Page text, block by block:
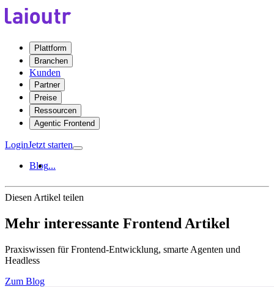
Plattform
Branchen
Kunden
Partner
Preise
Ressourcen
Agentic Frontend
LoginJetzt starten
Blog...
Diesen Artikel teilen
Mehr interessante Frontend Artikel
Praxiswissen für Frontend-Entwicklung, smarte Agenten und
Headless
Zum Blog